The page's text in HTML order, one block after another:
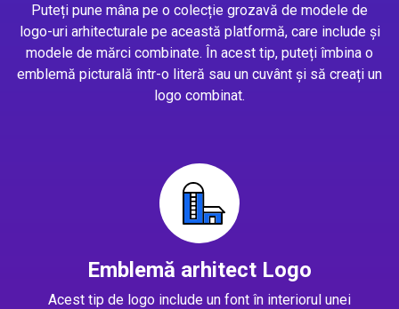
Puteți pune mâna pe o colecție grozavă de modele de
logo-uri arhitecturale pe această platformă, care include și
modele de mărci combinate. În acest tip, puteți îmbina o
emblemă picturală într-o literă sau un cuvânt și să creați un
logo combinat.
Emblemă arhitect Logo
Acest tip de logo include un font în interiorul unei